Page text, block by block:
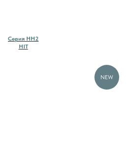
Cерия HH2
HIT
NEW